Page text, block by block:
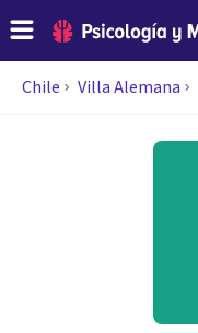
Chile Villa Alemana